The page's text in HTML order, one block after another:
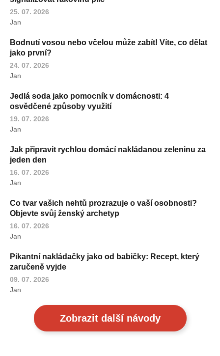
25. 07. 2026
Jan
Bodnutí vosou nebo včelou může zabít! Víte, co dělat
jako první?
24. 07. 2026
Jan
Jedlá soda jako pomocník v domácnosti: 4
osvědčené způsoby využití
19. 07. 2026
Jan
Jak připravit rychlou domácí nakládanou zeleninu za
jeden den
16. 07. 2026
Jan
Co tvar vašich nehtů prozrazuje o vaší osobnosti?
Objevte svůj ženský archetyp
16. 07. 2026
Jan
Pikantní nakládačky jako od babičky: Recept, který
zaručeně vyjde
09. 07. 2026
Jan
Zobrazit další návody